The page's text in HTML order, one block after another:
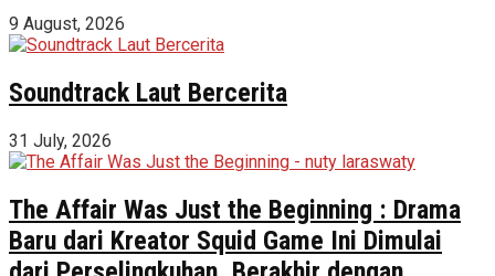
9 August, 2026
Soundtrack Laut Bercerita
31 July, 2026
The Affair Was Just the Beginning : Drama
Baru dari Kreator Squid Game Ini Dimulai